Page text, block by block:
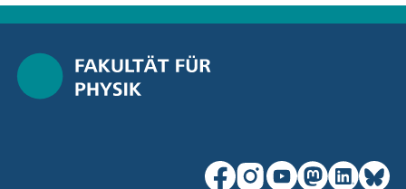
unsere Facebook-Seite
unsere Instagram-
unsere YouTube-
unsereunsere